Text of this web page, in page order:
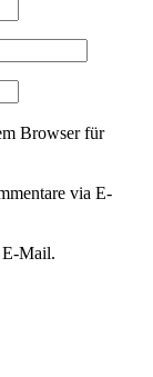
Browser für
via E-
E-Mail.